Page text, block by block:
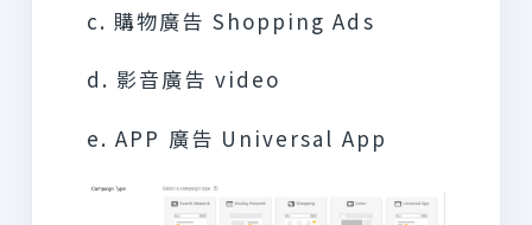
c. 購物廣告 Shopping Ads
d. 影音廣告 video
e. APP 廣告 Universal App